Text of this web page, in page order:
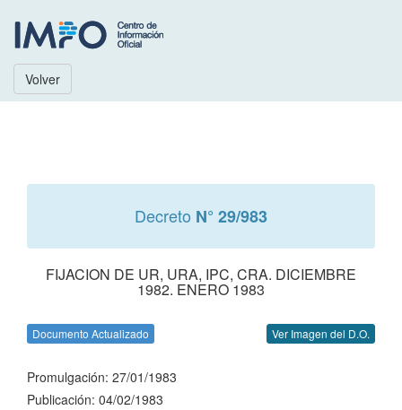
Volver
Decreto N° 29/983
FIJACION DE UR, URA, IPC, CRA. DICIEMBRE
1982. ENERO 1983
Documento Actualizado Ver Imagen del D.O.
Promulgación: 27/01/1983
Publicación: 04/02/1983